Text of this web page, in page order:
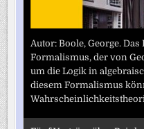
Autor: Boole, George.
Formalismus, der von
um die Logik in
diesem Formalismus